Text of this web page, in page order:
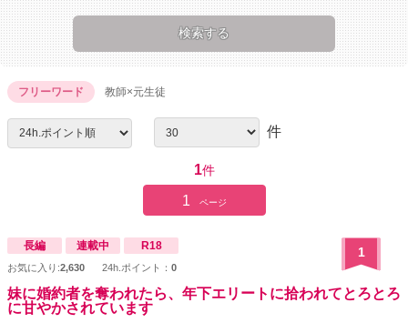
フリーワード 教師×元生徒
件
1件
1 ページ
長編 連載中 R18
お気に入り:2,630 24h.ポイント： 0
1
妹に婚約者を奪われたら、年下エリートに拾われてとろとろ
に甘やかされています